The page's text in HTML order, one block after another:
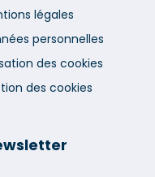
légales
personnelles
des cookies
des cookies